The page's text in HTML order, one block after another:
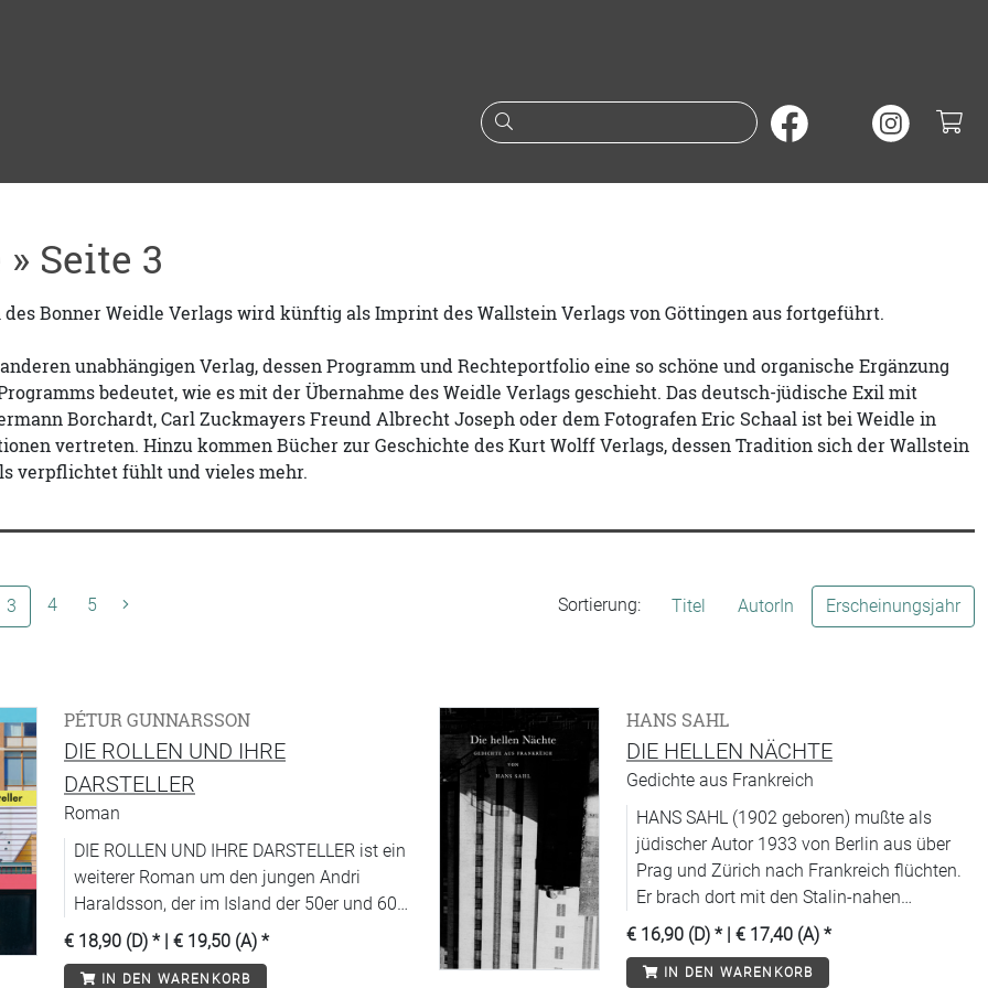
Suche nach Büchern oder
Seite 3
des Bonner Weidle Verlags wird künftig als Imprint des Wallstein Verlags von Göttingen aus fortgeführt.
unabhängigen Verlag, dessen Programm und Rechteportfolio eine so schöne und organische Ergänzung
bedeutet, wie es mit der Übernahme des Weidle Verlags geschieht. Das deutsch-jüdische Exil mit
Borchardt, Carl Zuckmayers Freund Albrecht Joseph oder dem Fotografen Eric Schaal ist bei Weidle in
vertreten. Hinzu kommen Bücher zur Geschichte des Kurt Wolff Verlags, dessen Tradition sich der Wallstein
verpflichtet fühlt und vieles mehr.
3 (aktuelle Seite)
4 5 Sortierung: Titel AutorIn Erscheinungsjahr
PÉTUR GUNNARSSON
DIE ROLLEN UND IHRE
DARSTELLER
Roman
DIE ROLLEN UND IHRE DARSTELLER ist ein
weiterer Roman um den jungen Andri
Haraldsson, der im Island der 50er und 60er
Jahre aufwächst. Inzwischen 19 Jahre alt,
ist er fest entschlossen, Schriftsteller zu
werden. Aber wie macht man das, wenn
€ 18,90 (D) * | € 19,50 (A) *
IN DEN WARENKORB
HANS SAHL
DIE HELLEN NÄCHTE
Gedichte aus Frankreich
HANS SAHL (1902 geboren) mußte als
jüdischer Autor 1933 von Berlin aus über
Prag und Zürich nach Frankreich flüchten.
Er brach dort mit den Stalin-nahen
Schriftstellern, war mit etwa 20 Autoren
Mitbegründer des 'Bundes Freie Presse und
Literatur' und organisierte von Marseille aus
€ 16,90 (D) * | € 17,40 (A) *
IN DEN WARENKORB